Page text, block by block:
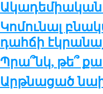
Ակադեմիական
Կոմունալ
դահճի
Պրա՞նկ, թե՞
Արթնացած